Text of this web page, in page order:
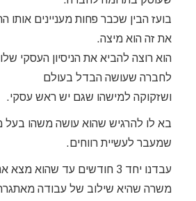
בועז הבין שכבר פחות מעניינים אותו
את זה הוא מיצה.
הוא רוצה להביא את הניסיון העסקי שלו
לחברה שעושה הבדל בעולם
ושזקוקה למישהו שגם יש ראש עסקי.
בא לו להרגיש שהוא עושה משהו
שמעבר לעשיית רווחים.
עבדנו יחד 3 חודשים עד שהוא מצא את המשרה המיוחלת.
משרה שהיא שילוב של עבודה